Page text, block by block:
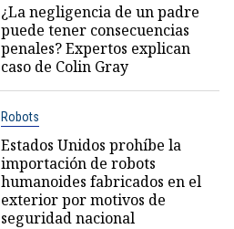
¿La negligencia de un padre
puede tener consecuencias
penales? Expertos explican
caso de Colin Gray
Robots
Estados Unidos prohíbe la
importación de robots
humanoides fabricados en el
exterior por motivos de
seguridad nacional